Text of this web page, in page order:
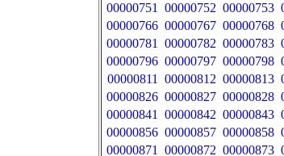
00000751
00000752 00000753
00000766 00000767 00000768
00000781
00000782 00000783
00000796 00000797 00000798
00000811
00000812 00000813
00000826 00000827 00000828
00000841
00000842 00000843
00000856 00000857 00000858
00000871
00000872 00000873